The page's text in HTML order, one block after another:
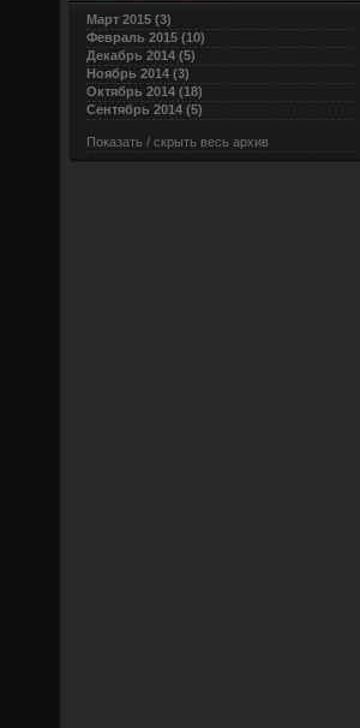
Март 2015 (3)
Февраль 2015 (10)
Декабрь 2014 (5)
Ноябрь 2014 (3)
Октябрь 2014 (18)
Сентябрь 2014 (5)
Показать / скрыть весь архив